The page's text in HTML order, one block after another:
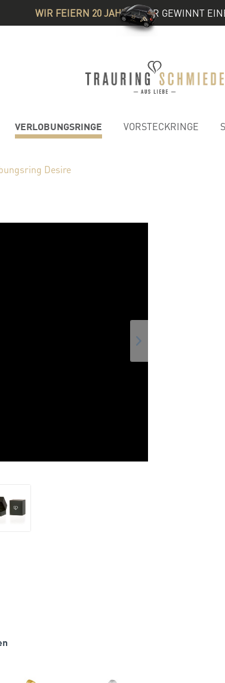
WIR FEIERN 20 JAHRE& IHR GEWINNT
VERLOBUNGSRINGE VORSTECKRINGE
Desire